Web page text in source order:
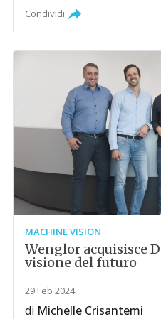
Condividi
MACHINE VISION
Wenglor acquisisce
visione del futuro
29 Feb 2024
di Michelle Crisantemi